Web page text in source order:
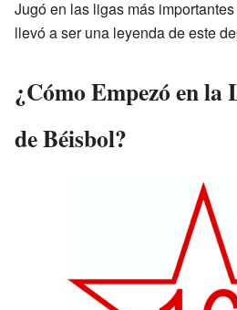
Jugó en las ligas más
llevó a ser una leyenda de este
¿Cómo Empezó en la
de Béisbol?